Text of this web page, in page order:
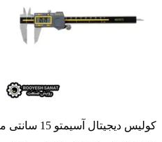
کولیس دیجیتال آسیمتو 15 سانتی متر مدل 5-06-307